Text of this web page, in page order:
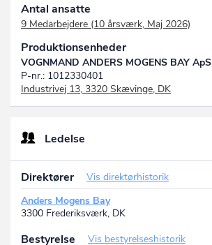
Antal ansatte
9 Medarbejdere (10 årsværk, Maj 2026)
Produktionsenheder
VOGNMAND ANDERS MOGENS BAY ApS
P-nr.: 1012330401
Industrivej 13, 3320 Skævinge, DK
Ledelse
Direktører
Vis direktørhistorik
Anders Mogens Bay
3300 Frederiksværk, DK
Bestyrelse Vis bestyrelseshistorik